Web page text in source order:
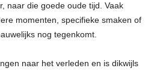
naar die goede oude tijd. Vaak
momenten, specifieke smaken of
nog tegenkomt.
naar het verleden en is dikwijls